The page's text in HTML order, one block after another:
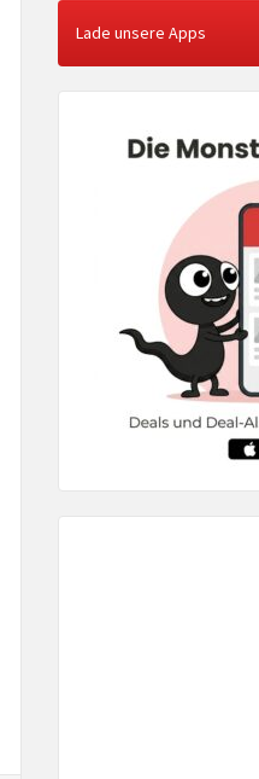
Lade unsere Apps